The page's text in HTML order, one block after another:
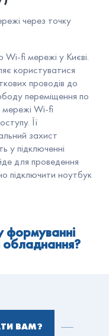
через точку
Wi-fi мережі у Києві.
користуватися
проводів до
переміщення по
мережі Wi-fi
Її
захист
у підключенні
для проведення
підключити ноутбук
формуванні
обладнання?
ВАМ?